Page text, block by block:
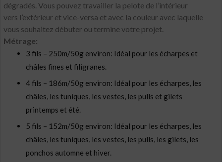
dégradés. Vous pouvez travailler la pelote de l’intérieur
vers l’extérieur et vice-versa et avec la couleur avec laquelle
vous souhaitez débuter ou termine votre projet.
Métrage:
3 fils – 250m/50g environ: Idéal pour les écharpes et
châles fines et filigranes.
4 fils – 186m/50g environ: Idéal pour les écharpes, les
châles, les tuniques, les vestes, les pulls et gilets
printemps et été.
5 fils – 152m/50g environ: Idéal pour les écharpes, les
châles, les tuniques, les vestes, les pulls, les gilets, les
ponchos automne et hiver.